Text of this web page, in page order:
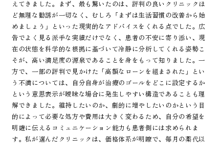
えてきました。まず、最も驚いたのは、評判の良いクリニックほ
ど無理な勧誘が一切なく、むしろ「まずは生活習慣の改善から始
めましょう」といった現実的なアドバイスをくれる点でした。広
告でよく見る派手な実績だけでなく、患者の不安に寄り添い、現
在の状態を科学的な根拠に基づいて冷静に分析してくれる姿勢こ
そが、高い満足度の源泉であることを身をもって知りました。一
方で、一部の評判で見かけた「高額なローンを組まされた」とい
う不満については、自分自身が治療のゴールをどこに設定するか
という意思表示が曖昧な場合に発生しやすい構造であることも理
解できました。維持したいのか、劇的に増やしたいのかという目
的によって必要な処方や費用は大きく変わるため、自分の希望を
明確に伝えるコミュニケーション能力も患者側には求められま
す。私が選んだクリニックは、価格体系が明瞭で、毎月の薬代以